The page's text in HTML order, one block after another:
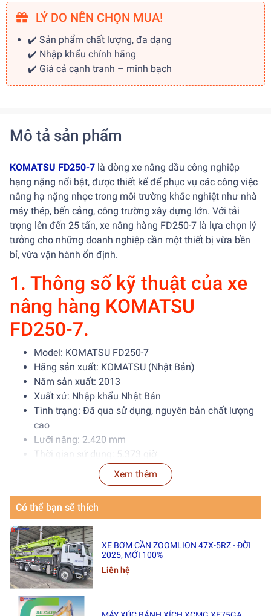
LÝ DO NÊN CHỌN MUA!
✔️ Sản phẩm chất lượng, đa dạng
✔️ Nhập khẩu chính hãng
✔️ Giá cả cạnh tranh – minh bạch
Mô tả sản phẩm
KOMATSU FD250-7 là dòng xe nâng dầu công nghiệp
hạng nặng nổi bật, được thiết kế để phục vụ các công việc
nâng hạ nặng nhọc trong môi trường khắc nghiệt như nhà
máy thép, bến cảng, công trường xây dựng lớn. Với tải
trọng lên đến 25 tấn, xe nâng hàng FD250-7 là lựa chọn lý
tưởng cho những doanh nghiệp cần một thiết bị vừa bền
bỉ, vừa vận hành ổn định.
1. Thông số kỹ thuật của xe
nâng hàng KOMATSU
FD250-7.
Model: KOMATSU FD250-7
Hãng sản xuất: KOMATSU (Nhật Bản)
Năm sản xuất: 2013
Xuất xứ: Nhập khẩu Nhật Bản
Tình trạng: Đã qua sử dụng, nguyên bản chất lượng
cao
Lưỡi nâng: 2.420 mm
Thời gian sử dụng: 5.373 giờ
Thời gian giao hàng: 25–35 ngày.
2. Đặc điểm và ứng dụng nổi
bật của xe nâng dầu
KOMATSU FD250-7
2.1 Đặc điểm nổi bật của xe
nâng dầu KOMATSU FD250-7
Động cơ mạnh mẽ và tiết kiệm nhiên liệu
Xem thêm
Có thể bạn sẽ thích
XE BƠM CẦN ZOOMLION 47X-5RZ - ĐỜI
2025, MỚI 100%
Liên hệ